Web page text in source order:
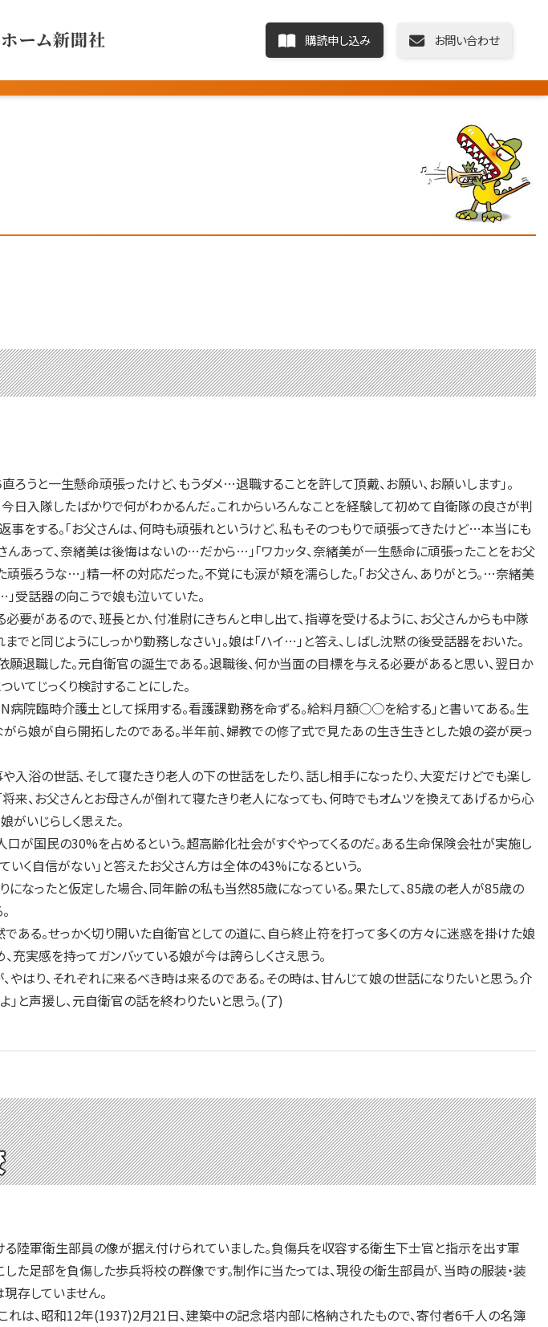
購読申し込み お問い合わせ
うと一生懸命頑張ったけど、もうダメ…退職することを許して頂戴、お願い、お願いします」。
日入隊したばかりで何がわかるんだ。これからいろんなことを経験して初めて自衛隊の良さが判
をする。「お父さんは、何時も頑張れというけど、私もそのつもりで頑張ってきたけど…本当にも
あって、奈緒美は後悔はないの…だから…」「ワカッタ、奈緒美が一生懸命に頑張ったことをお父
張ろうな…」精一杯の対応だった。不覚にも涙が頬を濡らした。「お父さん、ありがとう。…奈緒美
受話器の向こうで娘も泣いていた。
要があるので、班長とか、付准尉にきちんと申し出て、指導を受けるように、お父さんからも中隊
と同じようにしっかり勤務しなさい」。娘は「ハイ…」と答え、しばし沈黙の後受話器をおいた。
退職した。元自衛官の誕生である。退職後、何か当面の目標を与える必要があると思い、翌日か
てじっくり検討することにした。
院臨時介護土として採用する。看護課勤務を命ずる。給料月額○○を給する」と書いてある。生
ら娘が自ら開拓したのである。半年前、婦教での修了式で見たあの生き生きとした娘の姿が戻っ
入浴の世話、そして寝たきり老人の下の世話をしたり、話し相手になったり、大変だけどでも楽し
将来、お父さんとお母さんが倒れて寝たきり老人になっても、何時でもオムツを換えてあげるから心
がいじらしく思えた。
が国民の30%を占めるという。超高齢化社会がすぐやってくるのだ。ある生命保険会社が実施し
く自信がない」と答えたお父さん方は全体の43%になるという。
なったと仮定した場合、同年齢の私も当然85歳になっている。果たして、85歳の老人が85歳の
る。せっかく切り開いた自衛官としての道に、自ら終止符を打って多くの方々に迷惑を掛けた娘
充実感を持ってガンバッている娘が今は誇らしくさえ思う。
はり、それぞれに来るべき時は来るのである。その時は、甘んじて娘の世話になりたいと思う。介
と声援し、元自衛官の話を終わりたいと思う。(了)
陸軍衛生部員の像が据え付けられていました。負傷兵を収容する衛生下士官と指示を出す軍
た足部を負傷した歩兵将校の群像です。制作に当たっては、現役の衛生部員が、当時の服装・装
存していません。
れは、昭和12年(1937)2月21日、建築中の記念塔内部に格納されたもので、寄付者6千人の名簿